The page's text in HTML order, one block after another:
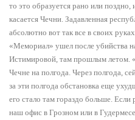
то это образуется рано или
касается Чечни. Задавленная
абсолютно вот так все в своих
«Мемориал» ушел после убийства
Истимировой, там прошлым летом.
Чечне на полгода. Через полгода,
за эти полгода обстановка еще
его стало там гораздо больше.
наш офис в Грозном или в